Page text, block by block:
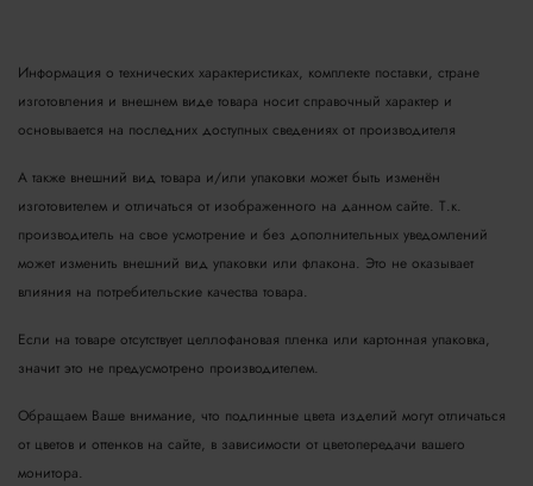
Информация о технических характеристиках, комплекте поставки, стране
изготовления и внешнем виде товара носит справочный характер и
основывается на последних доступных сведениях от производителя
А также внешний вид товара и/или упаковки может быть изменён
изготовителем и отличаться от изображенного на данном сайте. Т.к.
производитель на свое усмотрение и без дополнительных уведомлений
может изменить внешний вид упаковки или флакона. Это не оказывает
влияния на потребительские качества товара.
Если на товаре отсутствует целлофановая пленка или картонная упаковка,
значит это не предусмотрено производителем.
Обращаем Ваше внимание, что подлинные цвета изделий могут отличаться
от цветов и оттенков на сайте, в зависимости от цветопередачи вашего
монитора.